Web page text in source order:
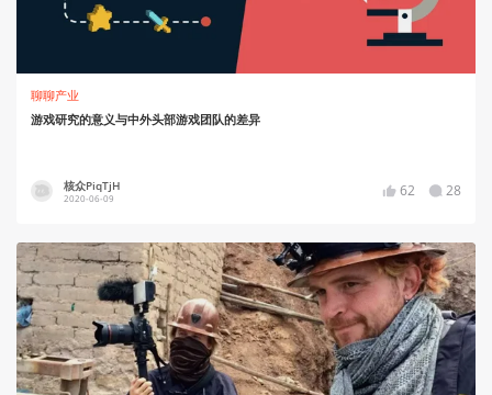
聊聊产业
游戏研究的意义与中外头部游戏团队的差异
核众PiqTjH
2020-06-09 62 28